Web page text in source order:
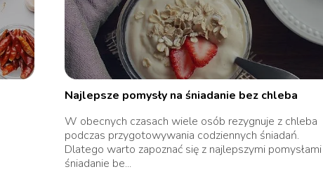
Najlepsze pomysły na śniadanie bez chleba
W obecnych czasach wiele osób rezygnuje z chleba
podczas przygotowywania codziennych śniadań.
Dlatego warto zapoznać się z najlepszymi
śniadanie be...